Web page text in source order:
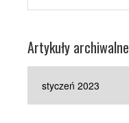
Artykuły archiwalne
archiwalne